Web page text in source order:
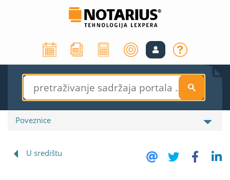
S
Poveznice
U središtu